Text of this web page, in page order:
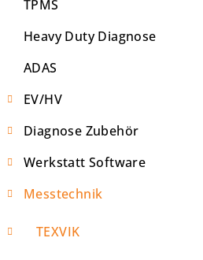
TPMS
Heavy Duty Diagnose
ADAS
EV/HV
Diagnose Zubehör
Werkstatt Software
Messtechnik
TEXVIK